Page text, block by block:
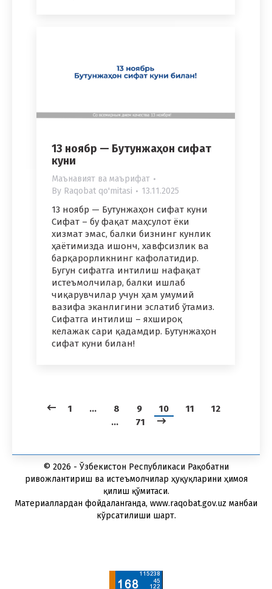
13 ноябр — Бутунжаҳон сифат
куни
Маънавият ва маърифат
By Raqobat qo'mitasi 13.11.2025
13 ноябр — Бутунжаҳон сифат куни
Сифат – бу фақат маҳсулот ёки
хизмат эмас, балки бизнинг кунлик
ҳаётимизда ишонч, хавфсизлик ва
барқарорликнинг кафолатидир.
Бугун сифатга интилиш нафақат
истеъмолчилар, балки ишлаб
чиқарувчилар учун ҳам умумий
вазифа эканлигини эслатиб ўтамиз.
Сифатга интилиш – яхшироқ
келажак сари қадамдир. Бутунжаҳон
сифат куни билан!
1 … 8 9 10 11
12
…
71
© 2026 - Ўзбекистон Республикаси Рақобатни
ривожлантириш ва истеъмолчилар ҳуқуқларини ҳимоя
қилиш қўмитаси.
Материаллардан фойдаланганда, www.raqobat.gov.uz манбаи
кўрсатилиши шарт.